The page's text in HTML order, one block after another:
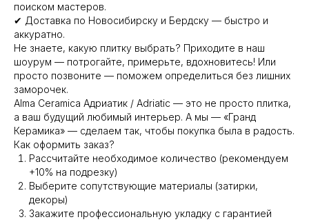
поиском мастеров.
✔ Доставка по Новосибирску и Бердску — быстро и
аккуратно.
Не знаете, какую плитку выбрать? Приходите в наш
шоурум — потрогайте, примерьте, вдохновитесь! Или
просто позвоните — поможем определиться без лишних
заморочек.
Alma Ceramica Адриатик / Adriatic — это не просто плитка,
а ваш будущий любимый интерьер. А мы — «Гранд
Керамика» — сделаем так, чтобы покупка была в радость.
Как оформить заказ?
Рассчитайте необходимое количество (рекомендуем
+10% на подрезку)
Выберите сопутствующие материалы (затирки,
декоры)
Закажите профессиональную укладку с гарантией